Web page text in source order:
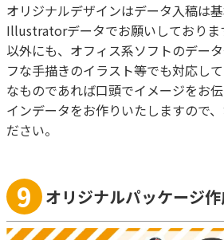
オリジナルデザインはデータ入稿は
Illustratorデータでお願いしておりま
以外にも、オフィス系ソフトのデー
フな手描きのイラスト等でも対応し
なものであれば口頭でイメージをお
インデータをお作りいたしますので
ださい。
9 オリジナルパッケージ作